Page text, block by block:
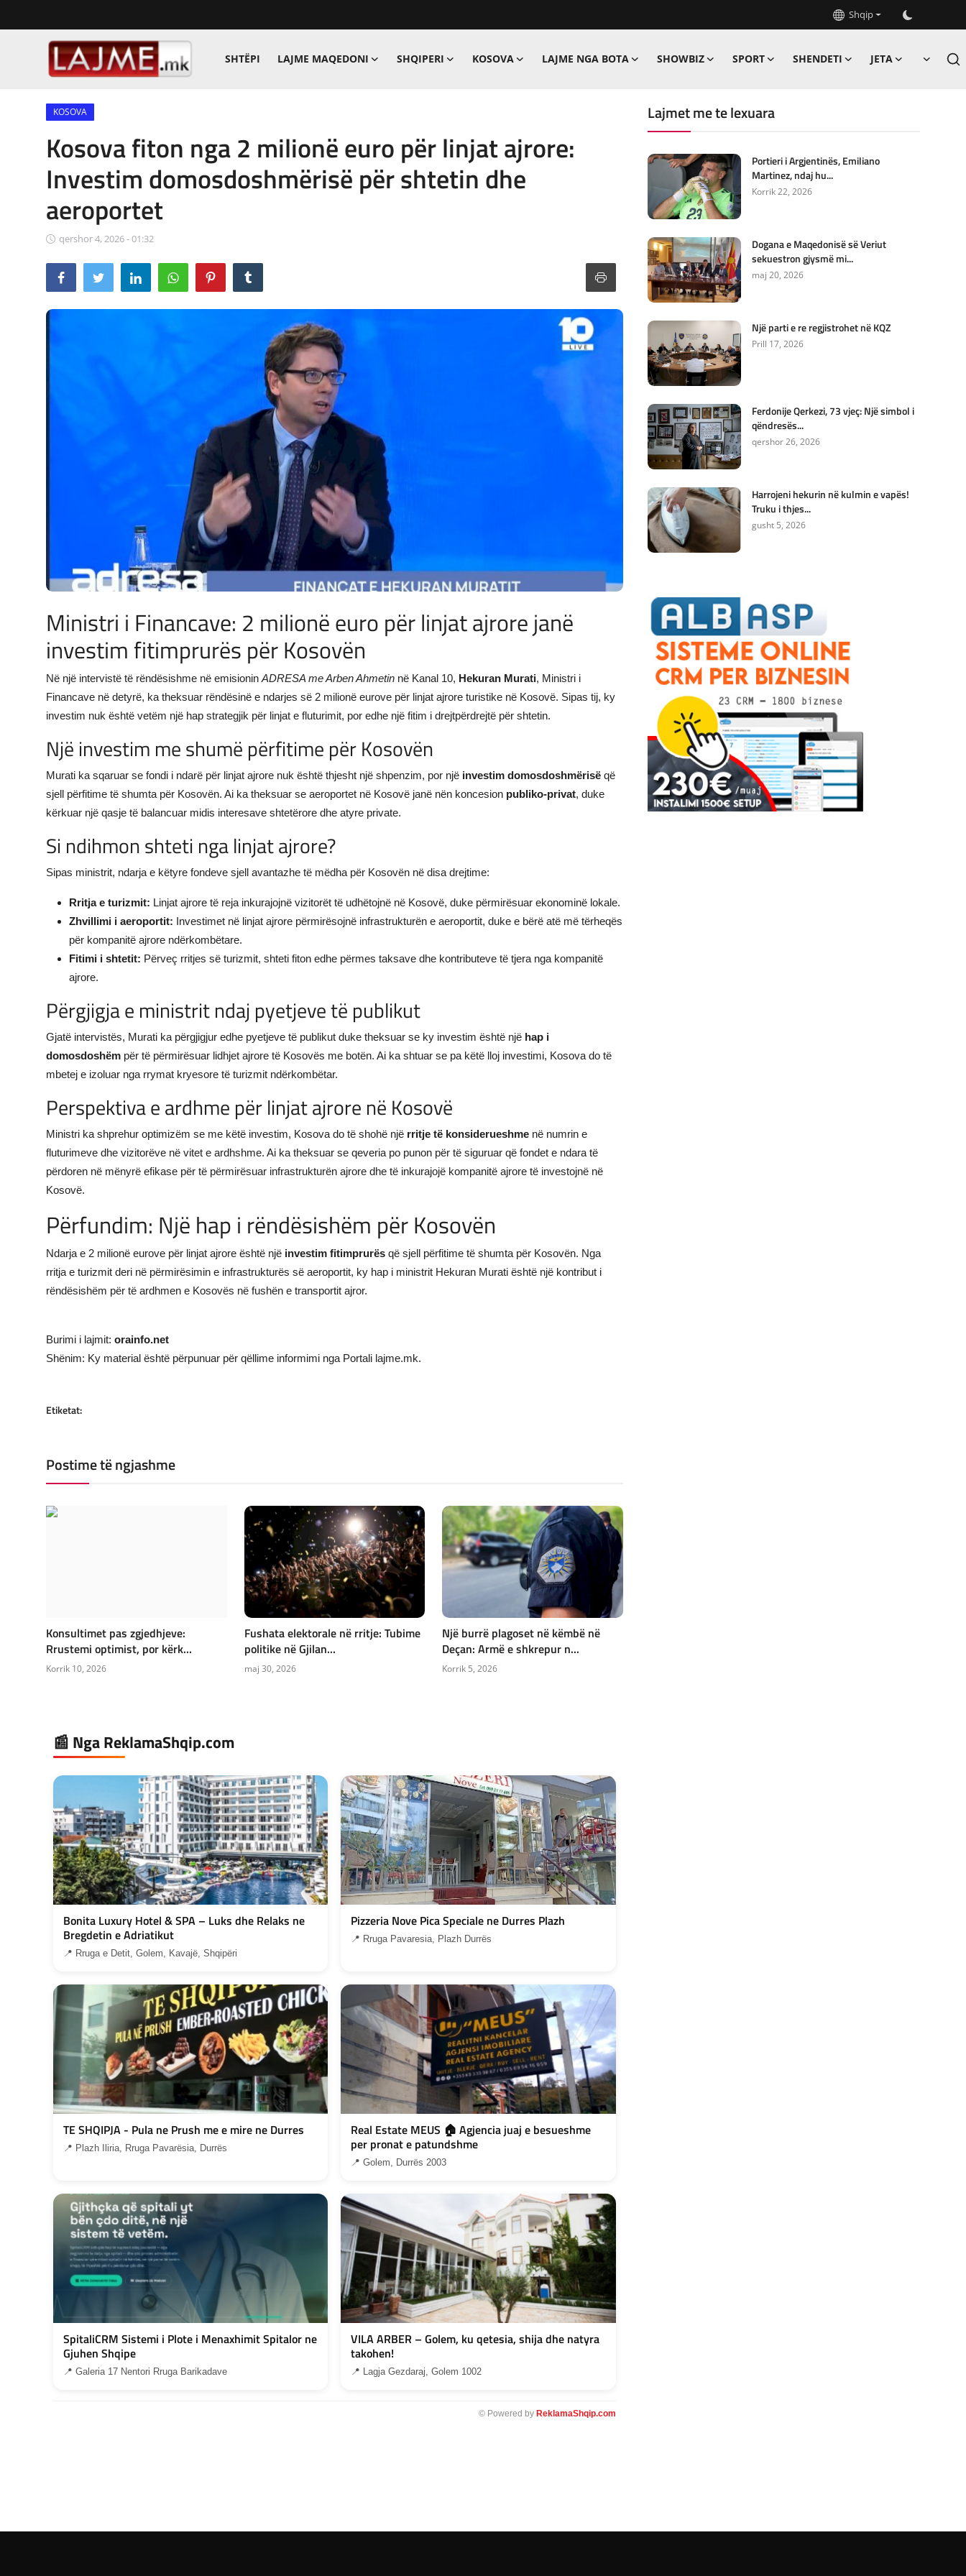
Shqip
SHTËPI LAJME MAQEDONI SHQIPERI KOSOVA LAJME NGA BOTA SHOWBIZ SPORT SHENDETI JETA
LAJME MAQEDONI
SHQIPERI
KOSOVA
LAJME NGA BOTA
SHOWBIZ
SHENDETI
KOSOVA
Kosova fiton nga 2 milionë euro për linjat ajrore:
Investim domosdoshmërisë për shtetin dhe
aeroportet
qershor 4, 2026 - 01:32
Ministri i Financave: 2 milionë euro për linjat ajrore janë
investim fitimprurës për Kosovën
Në një intervistë të rëndësishme në emisioninADRESA me Arben Ahmetin në Kanal 10, Hekuran Murati, Ministri i
Financave në detyrë, ka theksuar rëndësinë e ndarjes së 2 milionë eurove për linjat ajrore turistike në Kosovë. Sipas tij, ky
investim nuk është vetëm një hap strategjik për linjat e fluturimit, por edhe një fitim i drejtpërdrejtë për shtetin.
Një investim me shumë përfitime për Kosovën
Murati ka sqaruar se fondi i ndarë për linjat ajrore nuk është thjesht një shpenzim, por një investim domosdoshmërisë që
sjell përfitime të shumta për Kosovën. Ai ka theksuar se aeroportet në Kosovë janë nën koncesion publiko-privat, duke
kërkuar një qasje të balancuar midis interesave shtetërore dhe atyre private.
Si ndihmon shteti nga linjat ajrore?
Sipas ministrit, ndarja e këtyre fondeve sjell avantazhe të mëdha për Kosovën në disa drejtime:
Rritja e turizmit: Linjat ajrore të reja inkurajojnë vizitorët të udhëtojnë në Kosovë, duke përmirësuar ekonominë lokale.
Zhvillimi i aeroportit: Investimet në linjat ajrore përmirësojnë infrastrukturën e aeroportit, duke e bërë atë më tërheqës
për kompanitë ajrore ndërkombëtare.
Fitimi i shtetit: Përveç rritjes së turizmit, shteti fiton edhe përmes taksave dhe kontributeve të tjera nga kompanitë
ajrore.
Përgjigja e ministrit ndaj pyetjeve të publikut
Gjatë intervistës, Murati ka përgjigjur edhe pyetjeve të publikut duke theksuar se ky investim është një hap i
domosdoshëm për të përmirësuar lidhjet ajrore të Kosovës me botën. Ai ka shtuar se pa këtë lloj investimi, Kosova do të
mbetej e izoluar nga rrymat kryesore të turizmit ndërkombëtar.
Perspektiva e ardhme për linjat ajrore në Kosovë
Ministri ka shprehur optimizëm se me këtë investim, Kosova do të shohë një rritje të konsiderueshme në numrin e
fluturimeve dhe vizitorëve në vitet e ardhshme. Ai ka theksuar se qeveria po punon për të siguruar që fondet e ndara të
përdoren në mënyrë efikase për të përmirësuar infrastrukturën ajrore dhe të inkurajojë kompanitë ajrore të investojnë në
Kosovë.
Përfundim: Një hap i rëndësishëm për Kosovën
Ndarja e 2 milionë eurove për linjat ajrore është një investim fitimprurës që sjell përfitime të shumta për Kosovën. Nga
rritja e turizmit deri në përmirësimin e infrastrukturës së aeroportit, ky hap i ministrit Hekuran Murati është një kontribut i
rëndësishëm për të ardhmen e Kosovës në fushën e transportit ajror.
Burimi i lajmit: orainfo.net
Shënim: Ky material është përpunuar për qëllime informimi nga Portali lajme.mk.
Etiketat:
Postime të ngjashme
Konsultimet pas zgjedhjeve:
Rrustemi optimist, por kërk...
Korrik 10, 2026
Fushata elektorale në rritje: Tubime
politike në Gjilan...
maj 30, 2026
Një burrë plagoset në këmbë në
Deçan: Armë e shkrepur n...
Korrik 5, 2026
📰 Nga ReklamaShqip.com
Bonita Luxury Hotel & SPA – Luks dhe Relaks ne
Bregdetin e Adriatikut
📍 Rruga e Detit, Golem, Kavajë, Shqipëri
Pizzeria Nove Pica Speciale ne Durres Plazh
📍 Rruga Pavaresia, Plazh Durrës
TE SHQIPJA - Pula ne Prush me e mire ne Durres
📍 Plazh Iliria, Rruga Pavarësia, Durrës
Real Estate MEUS 🏠 Agjencia juaj e besueshme
per pronat e patundshme
📍 Golem, Durrës 2003
SpitaliCRM Sistemi i Plote i Menaxhimit Spitalor ne
Gjuhen Shqipe
📍 Galeria 17 Nentori Rruga Barikadave
VILA ARBER – Golem, ku qetesia, shija dhe natyra
takohen!
📍 Lagja Gezdaraj, Golem 1002
© Powered by ReklamaShqip.com
Lajmet me te lexuara
Portieri i Argjentinës, Emiliano
Martinez, ndaj hu...
Korrik 22, 2026
Dogana e Maqedonisë së Veriut
sekuestron gjysmë mi...
maj 20, 2026
Një parti e re regjistrohet në KQZ
Prill 17, 2026
Ferdonije Qerkezi, 73 vjeç: Një simbol i
qëndresës...
qershor 26, 2026
Harrojeni hekurin në kulmin e vapës!
Truku i thjes...
gusht 5, 2026